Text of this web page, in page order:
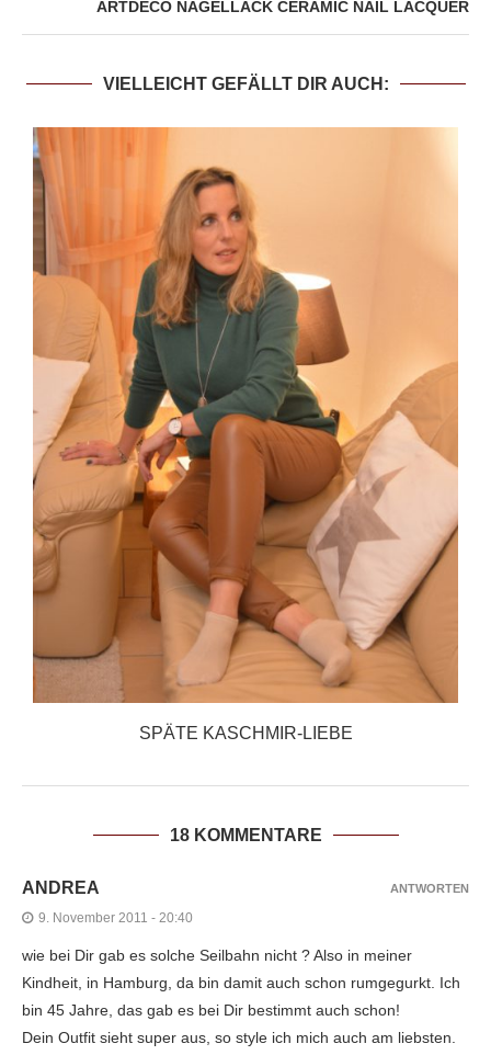
ARTDECO NAGELLACK CERAMIC NAIL LACQUER
VIELLEICHT GEFÄLLT DIR AUCH:
SPÄTE KASCHMIR-LIEBE
18 KOMMENTARE
ANDREA
9. November 2011 - 20:40
wie bei Dir gab es solche Seilbahn nicht ? Also in meiner
Kindheit, in Hamburg, da bin damit auch schon rumgegurkt. Ich
bin 45 Jahre, das gab es bei Dir bestimmt auch schon!
Dein Outfit sieht super aus, so style ich mich auch am liebsten.
ANTWORTEN